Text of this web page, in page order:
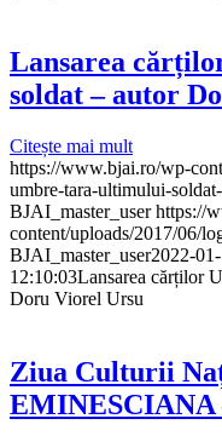
Lansarea
soldat – autor
Citește mai mult
https://www.bjai.ro/wp-
umbre-tara-ultimului-
BJAI_master_user https://
content/uploads/2017/06/
BJAI_master_user2022-
12:10:03Lansarea cărților
Doru Viorel Ursu
Ziua Culturii
EMINESCIANA